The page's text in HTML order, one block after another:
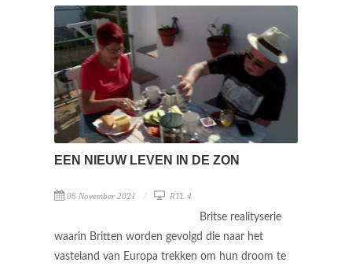
EEN NIEUW LEVEN IN DE ZON
06 November 2021 RTL 4
Britse realityserie
waarin Britten worden gevolgd die naar het
vasteland van Europa trekken om hun droom te